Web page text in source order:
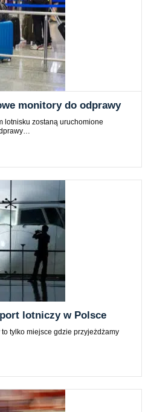
monitory do odprawy
lotnisku zostaną uruchomione
lotniczy w Polsce
tylko miejsce gdzie przyjeżdżamy